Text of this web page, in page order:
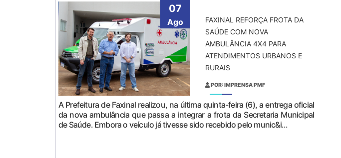
07
Ago
FAXINAL REFORÇA FROTA DA
SAÚDE COM NOVA
AMBULÂNCIA 4X4 PARA
ATENDIMENTOS URBANOS E
RURAIS
POR: IMPRENSA PMF
A Prefeitura de Faxinal realizou, na última quinta-feira (6), a entrega oficial
da nova ambulância que passa a integrar a frota da Secretaria Municipal
de Saúde. Embora o veículo já tivesse sido recebido pelo munic&i...